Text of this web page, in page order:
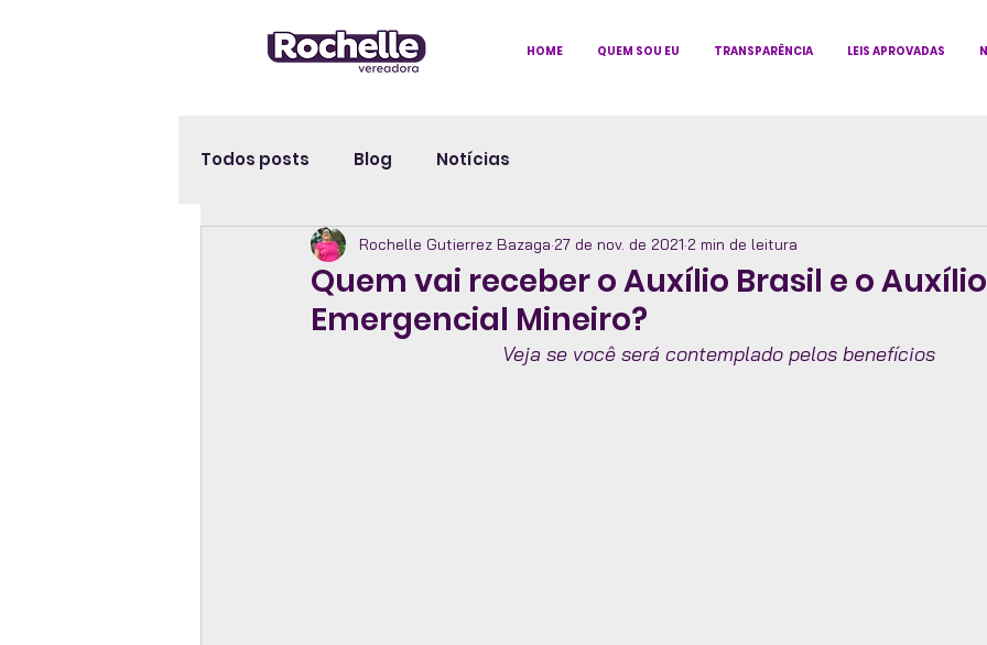
HOME QUEM SOU EU TRANSPARÊNCIA LEIS APROVADAS
Todos posts Blog Notícias
Quem vai receber o Auxílio Brasil e o Auxílio
Emergencial Mineiro?
Rochelle Gutierrez Bazaga 27 de nov. de 2021 2 min de leitura
Veja se você será contemplado pelos benefícios